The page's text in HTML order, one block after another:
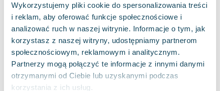
Wykorzystujemy pliki cookie do spersonalizowania treści
i reklam, aby oferować funkcje społecznościowe i
analizować ruch w naszej witrynie. Informacje o tym, jak
korzystasz z naszej witryny, udostępniamy partnerom
społecznościowym, reklamowym i analitycznym.
Partnerzy mogą połączyć te informacje z innymi danymi
otrzymanymi od Ciebie lub uzyskanymi podczas
korzystania z ich usług.
Oscar Wilde
Małgorzata Ohme
Maddie Ziegler
Leszek Czarnecki
Joanna Racewicz
Maria Seweryn
Janina Zającówna